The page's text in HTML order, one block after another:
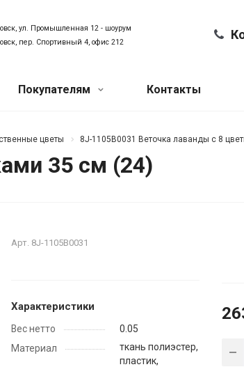
ул. Промышленная 12 - шоурум
пер. Спортивный 4, офис 212
Сантехника
Сантехника для ванной
Покупателям
Наши мероприятия
Наши сотрудники
Контакты
цветы 8J-1105B0031 Веточка лаванды с 8
35 см (24)
Арт. 8J-1105B0031
Характеристики
Вес нетто
0.05
Материал
ткань полиэстер,
пластик,